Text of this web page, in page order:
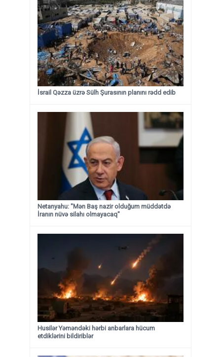
İsrail Qəzza üzrə Sülh Şurasının planını rədd edib
Netanyahu: "Mən Baş nazir olduğum müddətdə
İranın nüvə silahı olmayacaq"
Husilər Yəməndəki hərbi anbarlara hücum
etdiklərini bildiriblər